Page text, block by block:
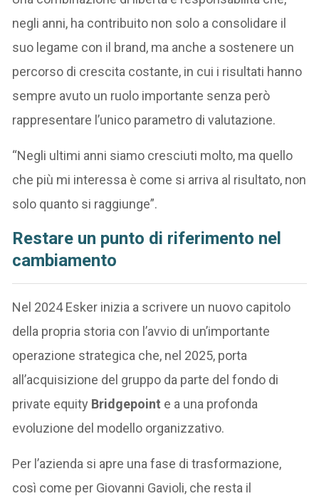
negli anni, ha contribuito non solo a consolidare il
suo legame con il brand, ma anche a sostenere un
percorso di crescita costante, in cui i risultati hanno
sempre avuto un ruolo importante senza però
rappresentare l’unico parametro di valutazione.
“Negli ultimi anni siamo cresciuti molto, ma quello
che più mi interessa è come si arriva al risultato, non
solo quanto si raggiunge”.
Restare un punto di riferimento nel
cambiamento
Nel 2024 Esker inizia a scrivere un nuovo capitolo
della propria storia con l’avvio di un’importante
operazione strategica che, nel 2025, porta
all’acquisizione del gruppo da parte del fondo di
private equity Bridgepoint e a una profonda
evoluzione del modello organizzativo.
Per l’azienda si apre una fase di trasformazione,
così come per Giovanni Gavioli, che resta il